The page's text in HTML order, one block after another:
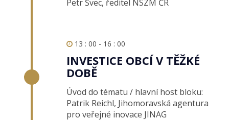
Petr Švec, ředitel NSZM ČR
13 : 00 - 16 : 00
INVESTICE OBCÍ V TĚŽKÉ
DOBĚ
Úvod do tématu / hlavní host bloku:
Patrik Reichl, Jihomoravská agentura
pro veřejné inovace JINAG